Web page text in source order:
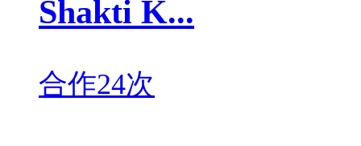
Shakti K...
合作24次